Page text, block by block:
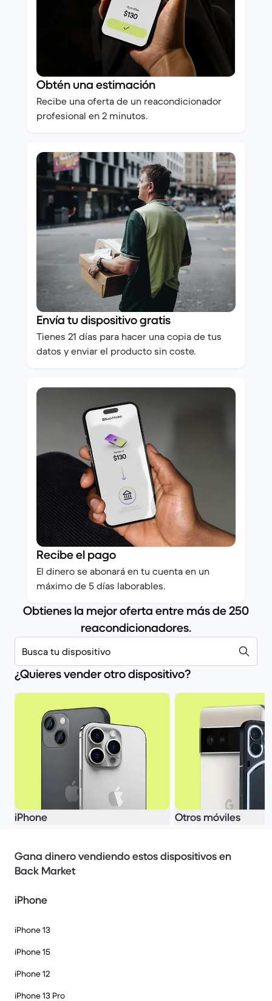
Obtén una estimación
Recibe una oferta de un reacondicionador
profesional en 2 minutos.
Envía tu dispositivo gratis
Tienes 21 días para hacer una copia de tus
datos y enviar el producto sin coste.
Recibe el pago
El dinero se abonará en tu cuenta en un
máximo de 5 días laborables.
Obtienes la mejor oferta entre más de 250
reacondicionadores.
Busca tu dispositivo
¿Quieres vender otro dispositivo?
iPhone Otros móviles
Gana dinero vendiendo estos dispositivos en
Back Market
iPhone
iPhone 13
iPhone 15
iPhone 12
iPhone 13 Pro